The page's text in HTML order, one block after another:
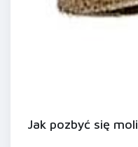
Jak pozbyć się moli